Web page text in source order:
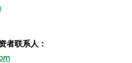
联系人：